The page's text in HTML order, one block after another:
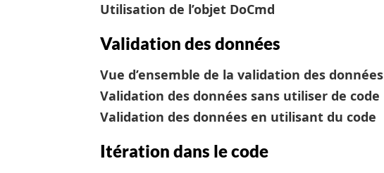
Utilisation de l’objet DoCmd
Validation des données
Vue d’ensemble de la validation des données
Validation des données sans utiliser de code
Validation des données en utilisant du code
Itération dans le code